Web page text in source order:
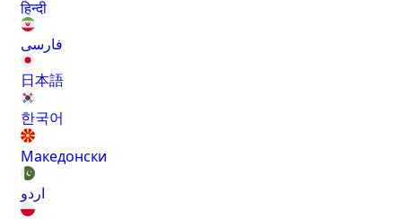
हिन्दी
فارسی
日本語
한국어
Македонски
اردو